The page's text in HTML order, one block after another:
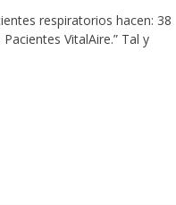
respiratorios hacen: 38
VitalAire.” Tal y